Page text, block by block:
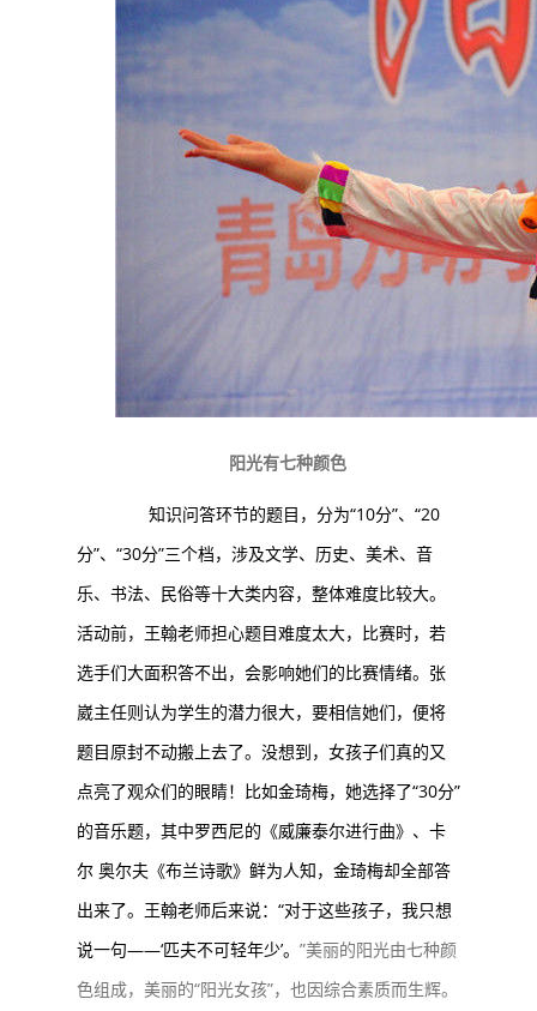
阳光有七种颜色
知识问答环节的题目，分为“10分”、“20
分”、“30分”三个档，涉及文学、历史、美术、音
乐、书法、民俗等十大类内容，整体难度比较大。
活动前，王翰老师担心题目难度太大，比赛时，若
选手们大面积答不出，会影响她们的比赛情绪。张
崴主任则认为学生的潜力很大，要相信她们，便将
题目原封不动搬上去了。没想到，女孩子们真的又
点亮了观众们的眼睛！比如金琦梅，她选择了“30分”
的音乐题，其中罗西尼的《威廉泰尔进行曲》、卡
尔 奥尔夫 《布兰诗歌》鲜为人知，金琦梅却全部答
出来了。王翰老师后来说：“对于这些孩子，我只想
说一句——‘匹夫不可轻年少’。 ”美丽的阳光由七种颜
色组成，美丽的“阳光女孩”，也因综合素质而生辉。